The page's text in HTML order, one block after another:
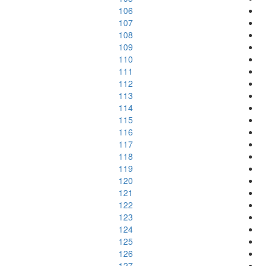
106
107
108
109
110
111
112
113
114
115
116
117
118
119
120
121
122
123
124
125
126